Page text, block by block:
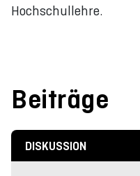
Hochschullehre.
Beiträge
DISKUSSION